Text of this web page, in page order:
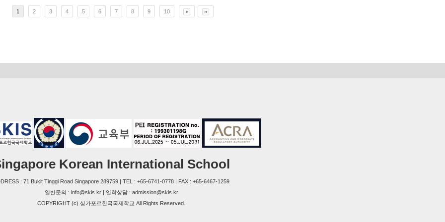
1 2 3 4 5 6 7 8 9 10
Korean International School
: 71 Bukit Tinggi Road Singapore 289759 | TEL : +65-6741-0778 | FAX : +65-6467-1259
일반문의 : info@skis.kr | 입학상담 : admission@skis.kr
COPYRIGHT (c) 싱가포르한국국제학교 All Rights Reserved.